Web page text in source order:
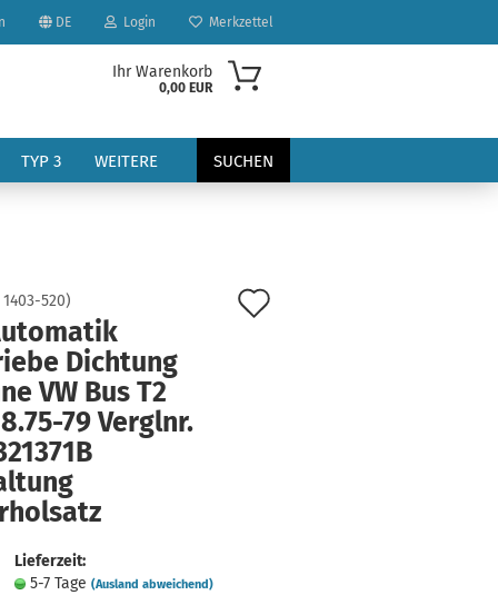
DE Login Merkzettel
Ihr Warenkorb
0,00 EUR
TYP 3 SUCHEN
WEITERE
1403-520)
Dichtung
VW Bus T2
79 Verglnr.
Lieferzeit:
5-7 Tage (Ausland abweichend)